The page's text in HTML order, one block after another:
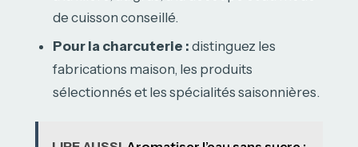
de cuisson conseillé.
Pour la charcuterie : distinguez les
fabrications maison, les produits
sélectionnés et les spécialités saisonnières.